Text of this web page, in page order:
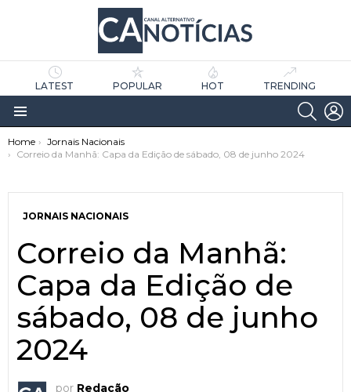
LATEST POPULAR HOT TRENDING
Menu
You are here:
Home
Jornais Nacionais
Correio da Manhã: Capa da Edição de sábado, 08 de junho 2024
JORNAIS NACIONAIS
Correio da Manhã:
Capa da Edição de
sábado, 08 de junho
2024
por Redação